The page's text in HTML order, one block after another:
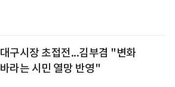
대구시장 초접전...김부겸 "변화
바라는 시민 열망 반영"